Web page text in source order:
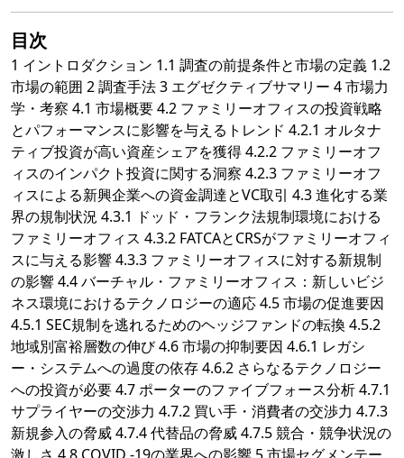
目次
1 イントロダクション 1.1 調査の前提条件と市場の定義 1.2
市場の範囲 2 調査手法 3 エグゼクティブサマリー 4 市場力
学・考察 4.1 市場概要 4.2 ファミリーオフィスの投資戦略
とパフォーマンスに影響を与えるトレンド 4.2.1 オルタナ
ティブ投資が高い資産シェアを獲得 4.2.2 ファミリーオフ
ィスのインパクト投資に関する洞察 4.2.3 ファミリーオフ
ィスによる新興企業への資金調達とVC取引 4.3 進化する業
界の規制状況 4.3.1 ドッド・フランク法規制環境における
ファミリーオフィス 4.3.2 FATCAとCRSがファミリーオフィ
スに与える影響 4.3.3 ファミリーオフィスに対する新規制
の影響 4.4 バーチャル・ファミリーオフィス：新しいビジ
ネス環境におけるテクノロジーの適応 4.5 市場の促進要因
4.5.1 SEC規制を逃れるためのヘッジファンドの転換 4.5.2
地域別富裕層数の伸び 4.6 市場の抑制要因 4.6.1 レガシ
ー・システムへの過度の依存 4.6.2 さらなるテクノロジー
への投資が必要 4.7 ポーターのファイブフォース分析 4.7.1
サプライヤーの交渉力 4.7.2 買い手・消費者の交渉力 4.7.3
新規参入の脅威 4.7.4 代替品の脅威 4.7.5 競合・競争状況の